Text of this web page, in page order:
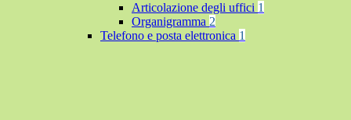
Articolazione degli uffici 1
Organigramma 2
Telefono e posta elettronica 1